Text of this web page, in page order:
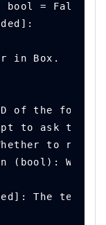
bool = False,
in Box.
of the folder
to ask the
to read
(bool):
The text